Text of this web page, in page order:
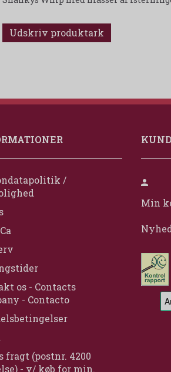
Udskriv produktark
/
os - Contacts
- Contacto
fragt (postnr. 4200
- v/ køb for min.
Min